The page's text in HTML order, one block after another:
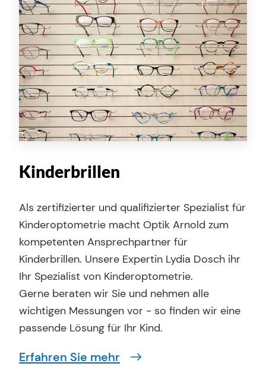
Kinderbrillen
Als zertifizierter und qualifizierter Spezialist für
Kinderoptometrie macht Optik Arnold zum
kompetenten Ansprechpartner für
Kinderbrillen. Unsere Expertin Lydia Dosch ihr
Ihr Spezialist von Kinderoptometrie.
Gerne beraten wir Sie und nehmen alle
wichtigen Messungen vor - so finden wir eine
passende Lösung für Ihr Kind.
Erfahren Sie mehr